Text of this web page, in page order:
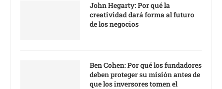
John Hegarty: Por qué la
creatividad dará forma al futuro
de los negocios
Ben Cohen: Por qué los fundadores
deben proteger su misión antes de
que los inversores tomen el